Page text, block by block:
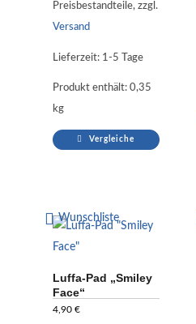
Preisbestandteile, zzgl.
Versand
Lieferzeit: 1-5 Tage
Produkt enthält: 0,35
kg
Vergleiche
Wunschliste
Luffa-Pad „Smiley
Face“
4,90 €